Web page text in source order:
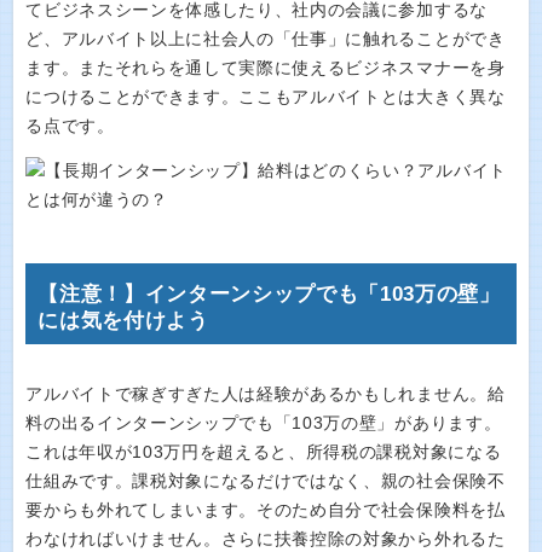
てビジネスシーンを体感したり、社内の会議に参加するな
ど、アルバイト以上に社会人の「仕事」に触れることができ
ます。またそれらを通して実際に使えるビジネスマナーを身
につけることができます。ここもアルバイトとは大きく異な
る点です。
【注意！】インターンシップでも「103万の壁」
には気を付けよう
アルバイトで稼ぎすぎた人は経験があるかもしれません。給
料の出るインターンシップでも「103万の壁」があります。
これは年収が103万円を超えると、所得税の課税対象になる
仕組みです。課税対象になるだけではなく、親の社会保険不
要からも外れてしまいます。そのため自分で社会保険料を払
わなければいけません。さらに扶養控除の対象から外れるた